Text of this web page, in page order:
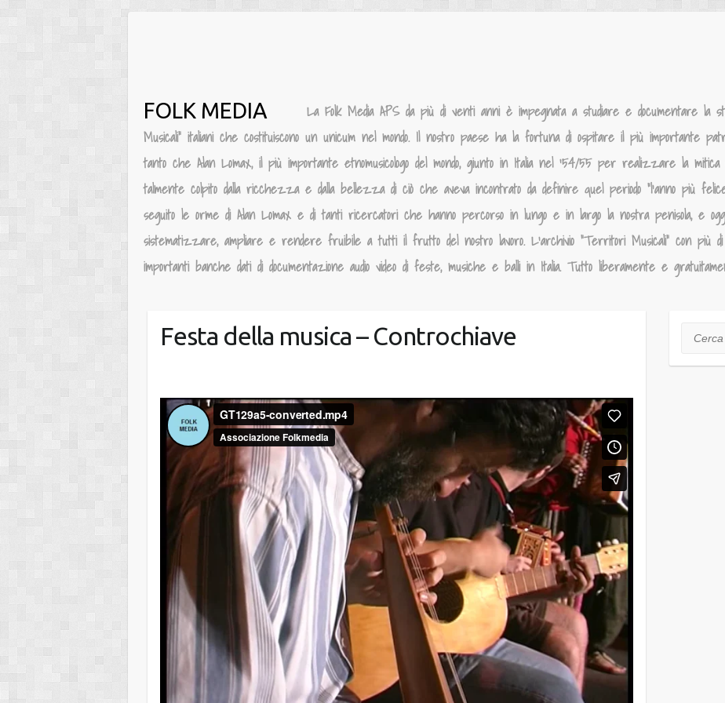
Salta
FOLK MEDIA
La Folk Media APS da più di venti anni è impegnata a studiare e documentare la
Musicali” italiani che costituiscono un unicum nel mondo. Il nostro paese ha la fortuna di ospitare il più importante
tanto che Alan Lomax, il più importante etnomusicologo del mondo, giunto in Italia nel ‘54/55 per realizzare la mitica
talmente colpito dalla ricchezza e dalla bellezza di ciò che aveva incontrato da definire quel periodo “l’anno più
seguito le orme di Alan Lomax e di tanti ricercatori che hanno percorso in lungo e in largo la nostra penisola, e
sistematizzare, ampliare e rendere fruibile a tutti il frutto del nostro lavoro. L’archivio “Territori Musicali” con più di
importanti banche dati di documentazione audio video di feste, musiche e balli in Italia. Tutto liberamente e
Festa della musica – Controchiave Cerca